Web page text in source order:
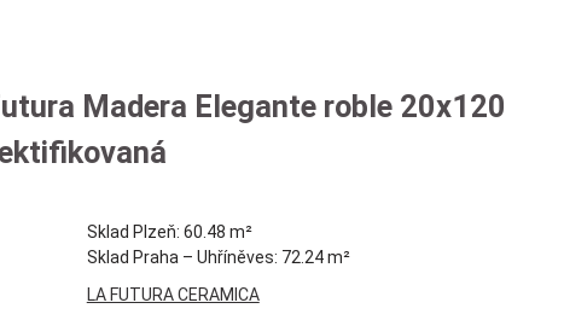
Madera Elegante roble 20x120
Sklad Plzeň: 60.48 m²
Sklad Praha – Uhříněves: 72.24 m²
LA FUTURA CERAMICA